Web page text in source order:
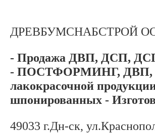
ДРЕВБУМСНАБСТРОЙ
- Продажа ДВП, ДСП,
- ПОСТФОРМИНГ, ДВП,
лакокрасочной
шпонированных -
49033 г.Дн-ск,